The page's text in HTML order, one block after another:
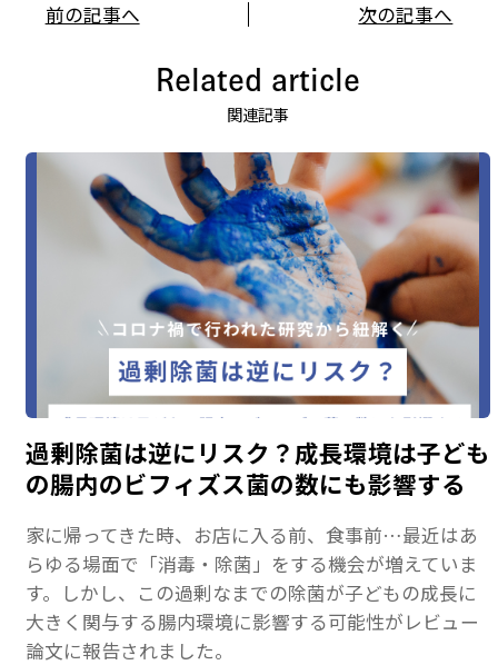
前の記事へ 次の記事へ
Related article
関連記事
過剰除菌は逆にリスク？成長環境は子ども
の腸内のビフィズス菌の数にも影響する
家に帰ってきた時、お店に入る前、食事前…最近はあ
らゆる場面で「消毒・除菌」をする機会が増えていま
す。しかし、この過剰なまでの除菌が子どもの成長に
大きく関与する腸内環境に影響する可能性がレビュー
論文に報告されました。